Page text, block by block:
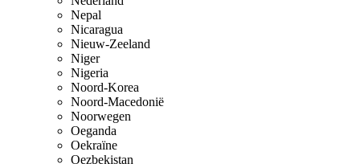
Nepal
Nicaragua
Nieuw-Zeeland
Niger
Nigeria
Noord-Korea
Noord-Macedonië
Noorwegen
Oeganda
Oekraïne
Oezbekistan